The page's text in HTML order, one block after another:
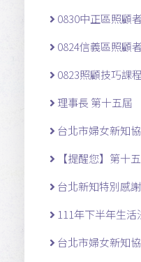
0830中正區照顧
0824信義區照顧
0823照顧技巧課
理事長 第十五屆
台北市婦女新知
【提醒您】第十
台北新知特別感
111年下半年生活
台北市婦女新知